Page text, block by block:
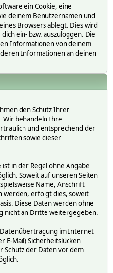
ein Cookie, eine
deinem Benutzernamen und
Browsers ablegt. Dies wird
ein- bzw. auszuloggen. Die
Informationen von deinem
Informationen an deinen
den Schutz Ihrer
Wir behandeln Ihre
und entsprechend der
sowie dieser
in der Regel ohne Angabe
Soweit auf unseren Seiten
Name, Anschrift
werden, erfolgt dies, soweit
Diese Daten werden ohne
nicht an Dritte weitergegeben.
im Internet
E-Mail) Sicherheitslücken
Schutz der Daten vor dem